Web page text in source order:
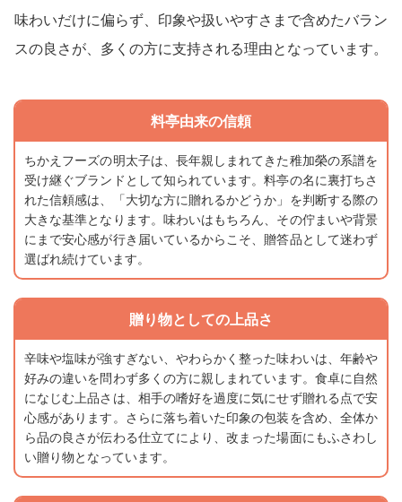
味わいだけに偏らず、印象や扱いやすさまで含めたバラン
スの良さが、多くの方に支持される理由となっています。
料亭由来の信頼
ちかえフーズの明太子は、長年親しまれてきた稚加榮の系譜を
受け継ぐブランドとして知られています。料亭の名に裏打ちさ
れた信頼感は、「大切な方に贈れるかどうか」を判断する際の
大きな基準となります。味わいはもちろん、その佇まいや背景
にまで安心感が行き届いているからこそ、贈答品として迷わず
選ばれ続けています。
贈り物としての上品さ
辛味や塩味が強すぎない、やわらかく整った味わいは、年齢や
好みの違いを問わず多くの方に親しまれています。食卓に自然
になじむ上品さは、相手の嗜好を過度に気にせず贈れる点で安
心感があります。さらに落ち着いた印象の包装を含め、全体か
ら品の良さが伝わる仕立てにより、改まった場面にもふさわし
い贈り物となっています。